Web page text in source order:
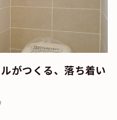
がつくる、落ち着い